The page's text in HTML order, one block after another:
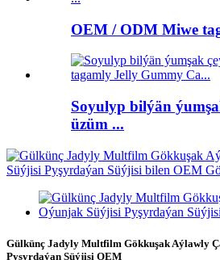
OEM / ODM Miwe
Soyulyp bilýän
üzüm ...
Gülkünç Jadyly Multfilm Gökkuşak Aýlawly
Pyşyrdaýan Süýjisi OEM